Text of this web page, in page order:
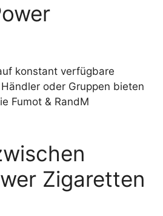
konstant verfügbare
oder Gruppen bieten
Fumot & RandM
Zigaretten